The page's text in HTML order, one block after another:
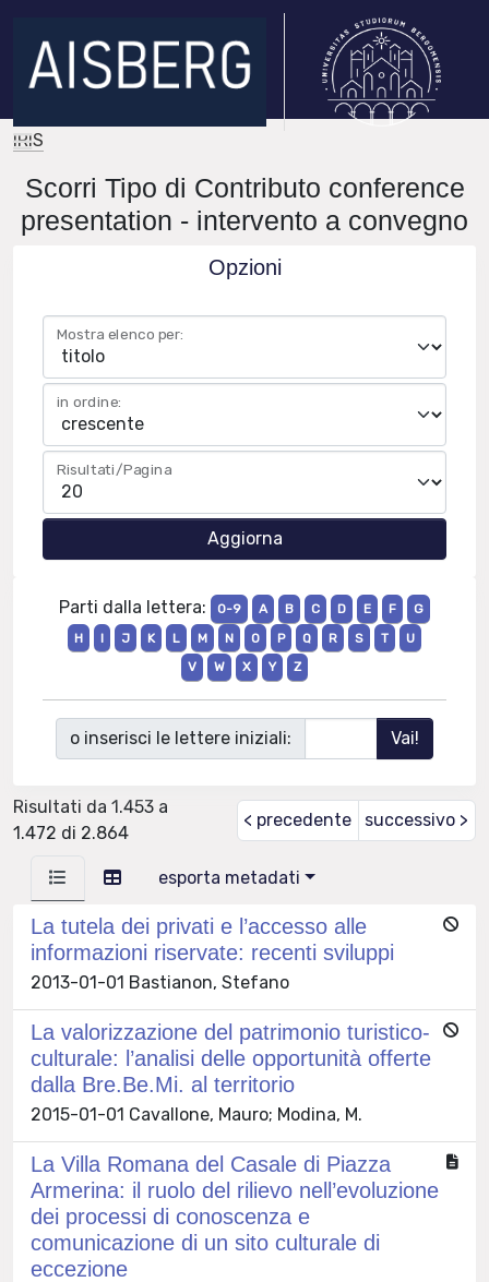
IRIS
Scorri Tipo di Contributo conference
presentation - intervento a convegno
Opzioni
Mostra elenco per:
in ordine:
Risultati/Pagina
Parti dalla lettera: 0-9 A B C D E F
G
H
I J K L M N O P Q R S T
U
V
W X Y Z
o inserisci le lettere iniziali:
Risultati da 1.453 a
1.472 di 2.864
< precedente successivo >
esporta metadati
La tutela dei privati e l’accesso alle
informazioni riservate: recenti sviluppi
2013-01-01 Bastianon, Stefano
La valorizzazione del patrimonio turistico-
culturale: l’analisi delle opportunità offerte
dalla Bre.Be.Mi. al territorio
2015-01-01 Cavallone, Mauro; Modina, M.
La Villa Romana del Casale di Piazza
Armerina: il ruolo del rilievo nell’evoluzione
dei processi di conoscenza e
comunicazione di un sito culturale di
eccezione